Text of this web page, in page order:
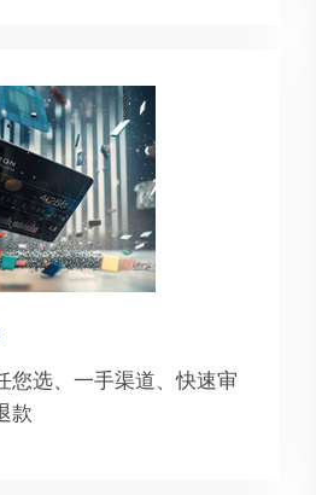
您选、一手渠道、快速审
款